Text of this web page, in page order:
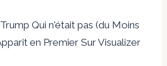
Qui n'était pas (du Moins
en Premier Sur Visualizer